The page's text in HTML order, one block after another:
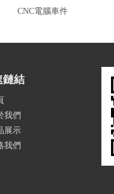
CNC電腦車件
鏈結
我們
展示
我們